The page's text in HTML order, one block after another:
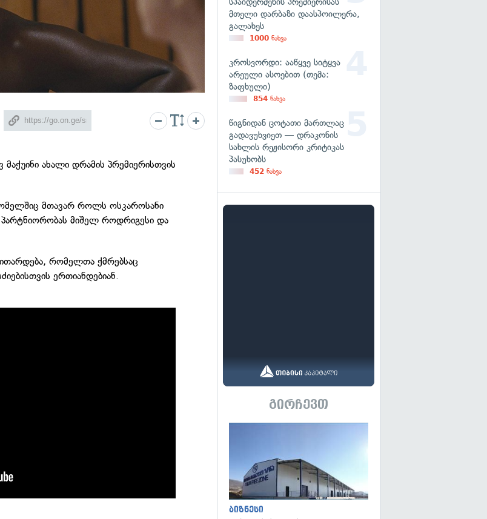
ახალი დრამის პრემიერისთვის
მთავარ როლს ოსკაროსანი
მიშელ როდრიგესი და
რომელთა ქმრებსაც
ერთიანდებიან.
მთელი დარბაზი დაასპოილერა,
გალახეს
1000 ნახვა
კროსვორდი: ააწყვე სიტყვა
არეული ასოებით (თემა:
ზაფხული)
854 ნახვა
წიგნიდან ცოტათი მართლაც
გადავუხვიეთ — დრაკონის
სახლის რეჟისორი კრიტიკას
პასუხობს
452 ნახვა
გირჩევთ
ბიზნესი